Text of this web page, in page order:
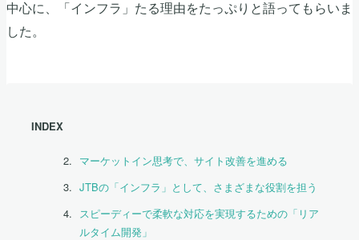
中心に、「インフラ」たる理由をたっぷりと語ってもらいま
した。
INDEX
マーケットイン思考で、サイト改善を進める
JTBの「インフラ」として、さまざまな役割を担う
スピーディーで柔軟な対応を実現するための「リア
ルタイム開発」